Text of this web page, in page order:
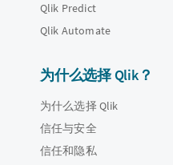
Qlik Predict
Qlik Automate
为什么选择 Qlik？
为什么选择 Qlik
信任与安全
信任和隐私